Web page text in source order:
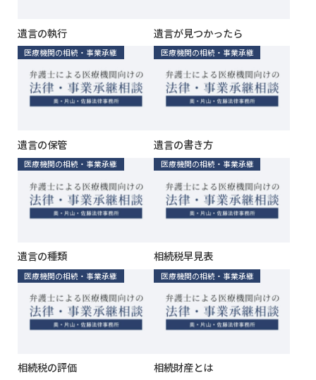
遺言の執行 遺言が見つかったら
医療機関の相続・事業承継
遺言の保管
医療機関の相続・事業承継
遺言の書き方
医療機関の相続・事業承継
遺言の種類
医療機関の相続・事業承継
相続税早見表
医療機関の相続・事業承継
相続税の評価
医療機関の相続・事業承継
相続財産とは